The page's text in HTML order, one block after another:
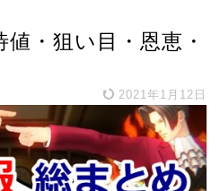
・狙い目・恩恵・
2021年1月12日